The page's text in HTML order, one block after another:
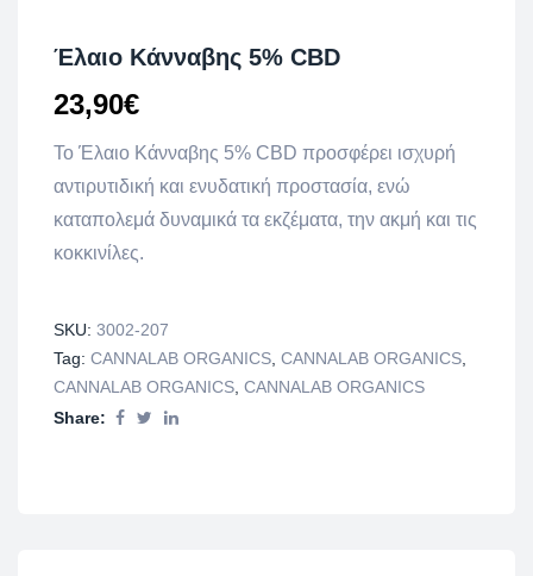
Έλαιο Κάνναβης 5% CBD
23,90€
Το Έλαιο Κάνναβης 5% CBD προσφέρει ισχυρή
αντιρυτιδική και ενυδατική προστασία, ενώ
καταπολεμά δυναμικά τα εκζέματα, την ακμή και τις
κοκκινίλες.
SKU: 3002-207
Tag: CANNALAB ORGANICS, CANNALAB ORGANICS,
CANNALAB ORGANICS, CANNALAB ORGANICS
Share: